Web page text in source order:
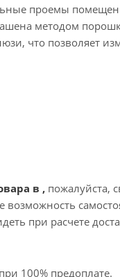
проемы
методом
что позволяет
в , пожалуйста,
при расчете
100% предоплате.